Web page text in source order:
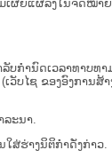
ຍແຜ່ລົງໃນຈົດໝາ
ບກໍານົດເວລາທາ
ວັບ​ໄຊ​ ຂອງອົງກາ
ລະນາ.
ສ່ຮ່າງນິຕິກຳດັ່ງກ່າວ.